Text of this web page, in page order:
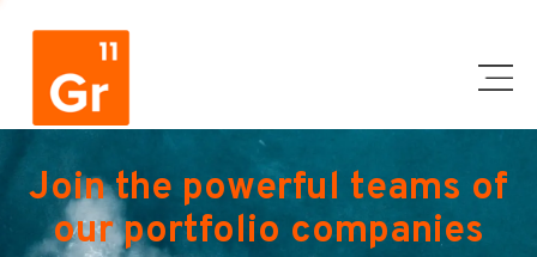
Join the powerful teams of
our portfolio companies